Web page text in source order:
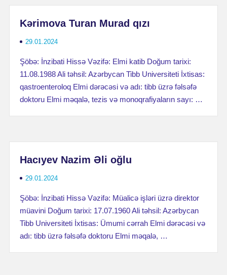
Kərimova Turan Murad qızı
29.01.2024
Şöbə: İnzibati Hissə Vəzifə: Elmi katib Doğum tarixi:
11.08.1988 Ali təhsil: Azərbycan Tibb Universiteti İxtisas:
qastroenteroloq Elmi dərəcəsi və adı: tibb üzrə fəlsəfə
doktoru Elmi məqalə, tezis və monoqrafiyaların sayı: …
Hacıyev Nazim Əli oğlu
29.01.2024
Şöbə: İnzibati Hissə Vəzifə: Müalicə işləri üzrə direktor
müavini Doğum tarixi: 17.07.1960 Ali təhsil: Azərbycan
Tibb Universiteti İxtisas: Ümumi cərrah Elmi dərəcəsi və
adı: tibb üzrə fəlsəfə doktoru Elmi məqalə, …